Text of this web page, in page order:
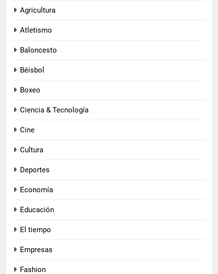
Agricultura
Atletismo
Baloncesto
Béisbol
Boxeo
Ciencia & Tecnología
Cine
Cultura
Deportes
Economía
Educación
El tiempo
Empresas
Fashion